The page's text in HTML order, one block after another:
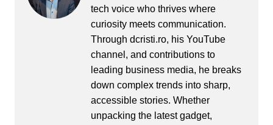
tech voice who thrives where
curiosity meets communication.
Through dcristi.ro, his YouTube
channel, and contributions to
leading business media, he breaks
down complex trends into sharp,
accessible stories. Whether
unpacking the latest gadget,